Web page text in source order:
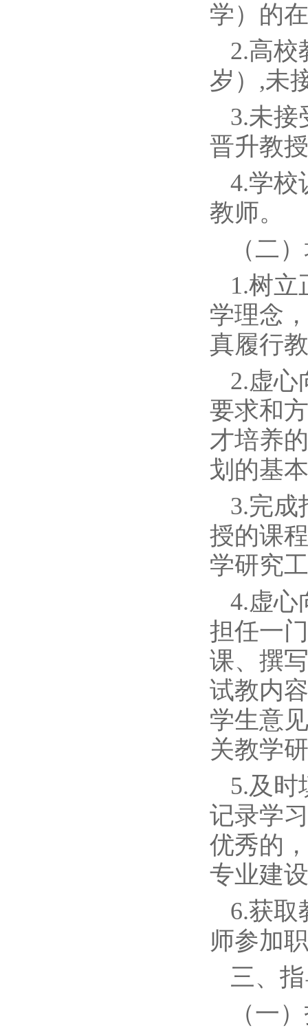
学）的
2.高校
岁）,未
3.未接
晋升教
4.学校
教师。
（二
1.树
学理念
真履行
2.虚心
要求和
才培养
划的基
3.完成
授的课
学研究
4.虚心
担任一
课、撰
试教内
学生意
关教学
5.及时
记录学
优秀的
专业建
6.获取
师参加
三、
（一